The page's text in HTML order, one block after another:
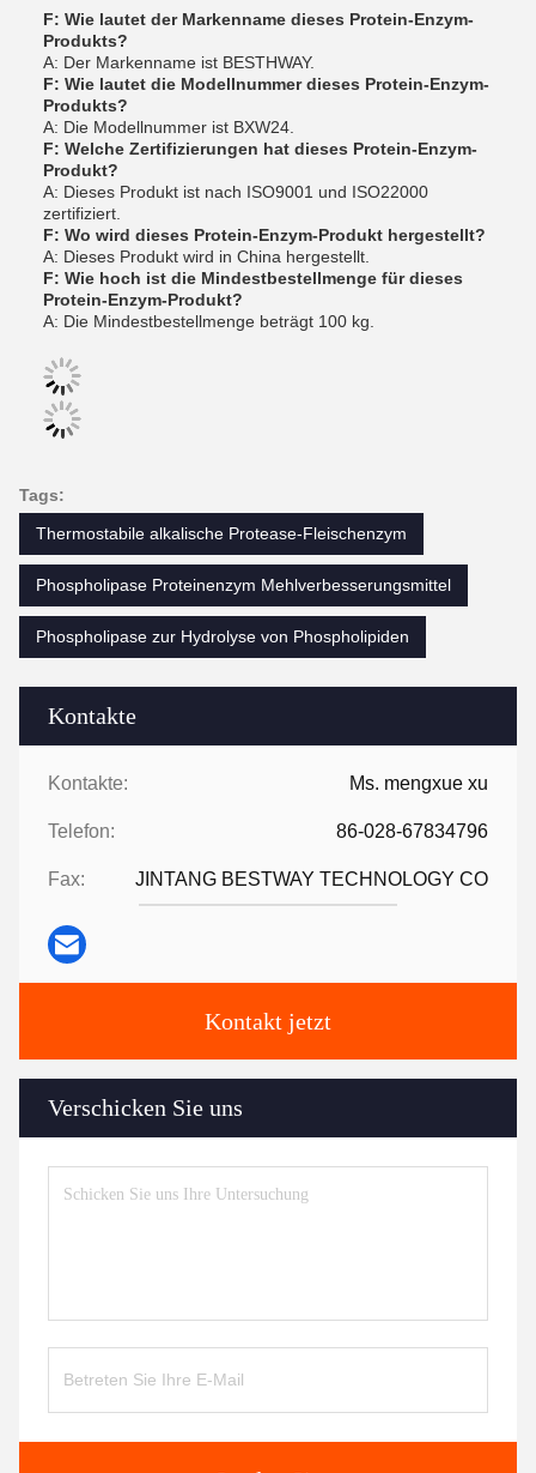
Kontakte
Kontakte: Ms. mengxue xu
Telefon: 86-028-67834796
Fax: JINTANG BESTWAY TECHNOLOGY CO
Kontakt jetzt
Verschicken Sie uns
F: Wie lautet der Markenname dieses Protein-Enzym-
Produkts?
A: Der Markenname ist BESTHWAY.
F: Wie lautet die Modellnummer dieses Protein-Enzym-
Produkts?
A: Die Modellnummer ist BXW24.
F: Welche Zertifizierungen hat dieses Protein-Enzym-
Produkt?
A: Dieses Produkt ist nach ISO9001 und ISO22000
zertifiziert.
F: Wo wird dieses Protein-Enzym-Produkt hergestellt?
A: Dieses Produkt wird in China hergestellt.
F: Wie hoch ist die Mindestbestellmenge für dieses
Protein-Enzym-Produkt?
A: Die Mindestbestellmenge beträgt 100 kg.
Tags:
Thermostabile alkalische Protease-Fleischenzym
Phospholipase Proteinenzym Mehlverbesserungsmittel
Phospholipase zur Hydrolyse von Phospholipiden